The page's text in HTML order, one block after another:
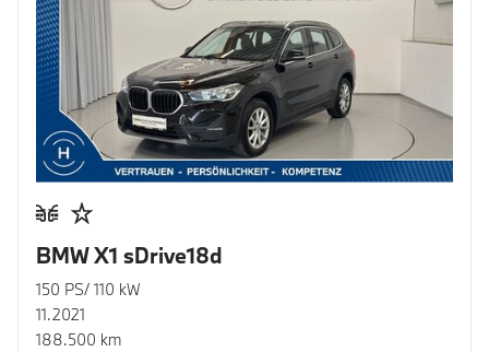
BMW X1 sDrive18d
150 PS/ 110 kW
11.2021
188.500 km